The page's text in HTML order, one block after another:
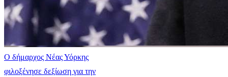
Ο δήμαρχος Νέας Υόρκης
φιλοξένησε δεξίωση για την